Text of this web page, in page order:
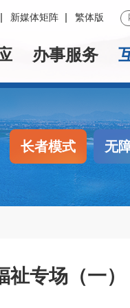
新媒体矩阵 繁体版
办事服务
长者模式 无
专场（一）